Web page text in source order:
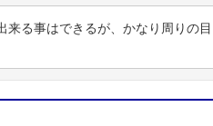
る事はできるが、かなり周りの目